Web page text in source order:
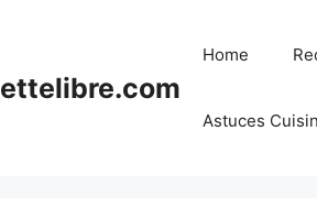
Home
Astuces